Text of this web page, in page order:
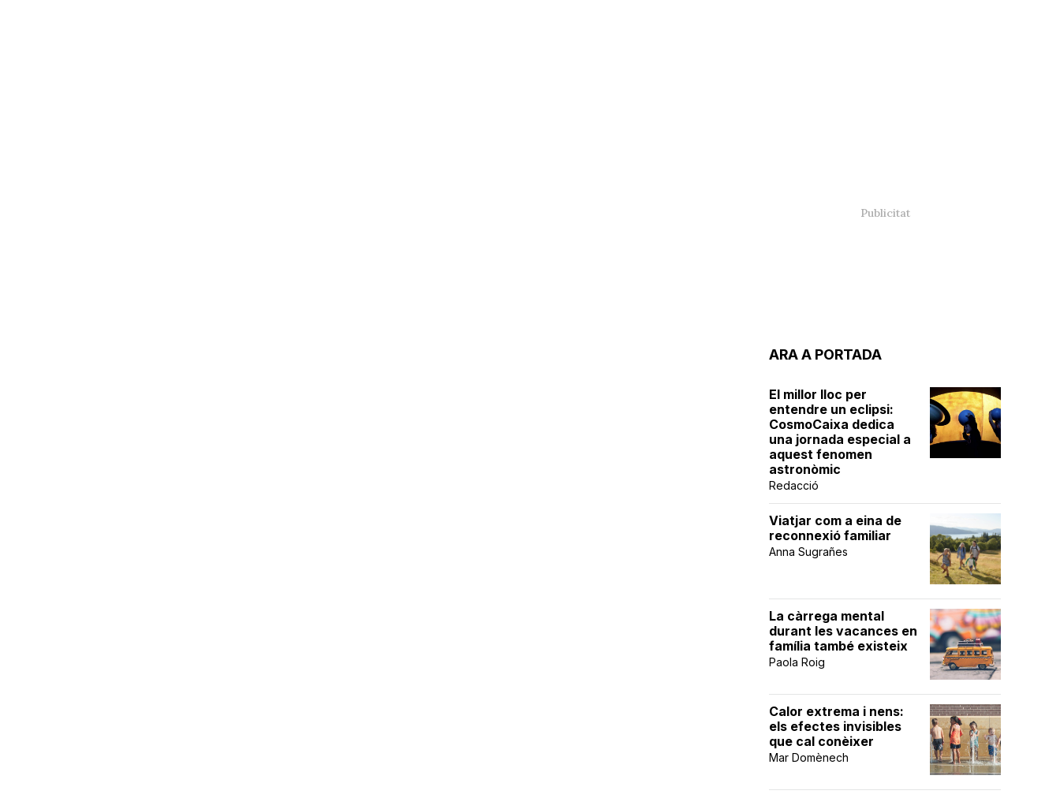
ARA A PORTADA
El millor lloc per
entendre un eclipsi:
CosmoCaixa dedica
una jornada especial a
aquest fenomen
astronòmic
Redacció
Viatjar com a eina de
reconnexió familiar
Anna Sugrañes
La càrrega mental
durant les vacances en
família també existeix
Paola Roig
Calor extrema i nens:
els efectes invisibles
que cal conèixer
Mar Domènech